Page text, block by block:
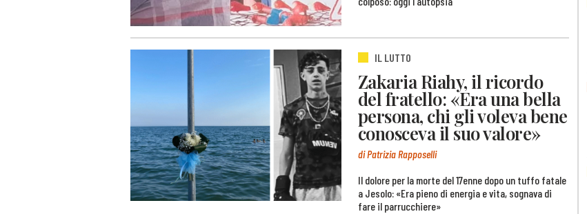
IL LUTTO
Zakaria Riahy, il ricordo
del fratello: «Era una bella
persona, chi gli voleva bene
conosceva il suo valore»
di Patrizia Rapposelli
Il dolore per la morte del 17enne dopo un tuffo fatale
a Jesolo: «Era pieno di energia e vita, sognava di
fare il parrucchiere»